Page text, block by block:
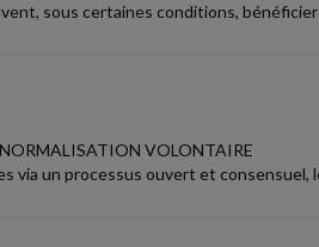
sous certaines conditions,
VOLONTAIRE
via un processus ouvert et